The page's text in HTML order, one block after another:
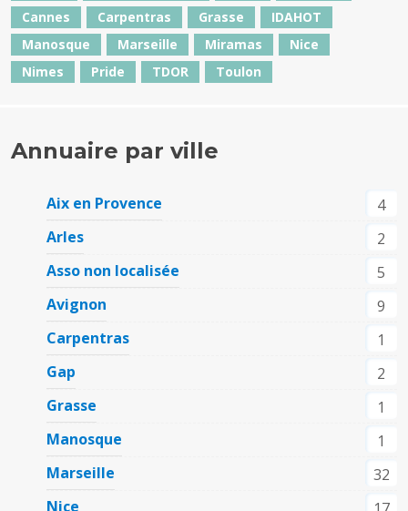
Cannes
Carpentras Grasse
IDAHOT
Manosque
Marseille Miramas
Nice
Nimes
Pride TDOR Toulon
Annuaire par ville
Aix en Provence
4
Arles
2
Asso non localisée
5
Avignon
9
Carpentras
1
Gap
2
Grasse
1
Manosque
1
Marseille
32
Nice